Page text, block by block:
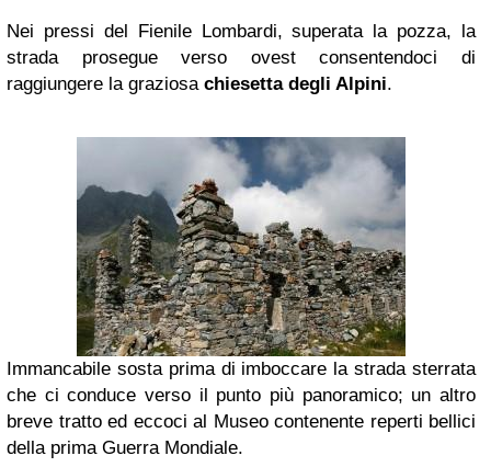
Nei pressi del Fienile Lombardi, superata la pozza, la
strada prosegue verso ovest consentendoci di
raggiungere la graziosa chiesetta degli Alpini.
Immancabile sosta prima di imboccare la strada sterrata
che ci conduce verso il punto più panoramico; un altro
breve tratto ed eccoci al Museo contenente reperti bellici
della prima Guerra Mondiale.